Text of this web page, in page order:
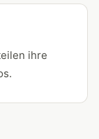
ihre